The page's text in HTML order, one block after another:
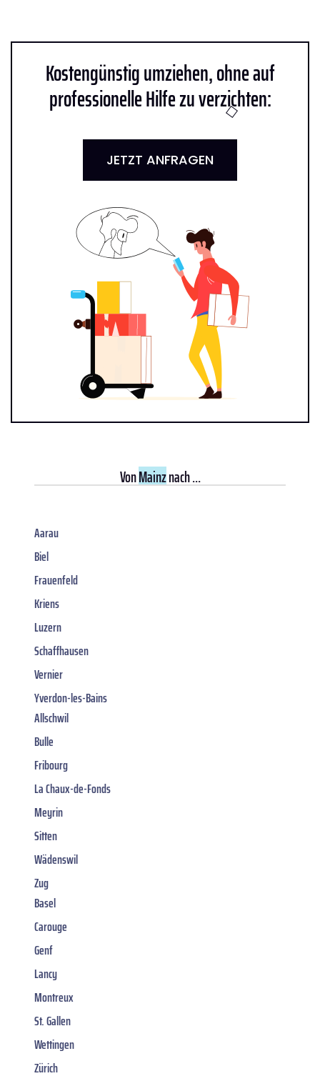
Kostengünstig umziehen, ohne auf
professionelle Hilfe zu verzichten:
JETZT ANFRAGEN
VonMainznach ...
Aarau
Biel
Frauenfeld
Kriens
Luzern
Schaffhausen
Vernier
Yverdon-les-Bains
Allschwil
Bulle
Fribourg
La Chaux-de-Fonds
Meyrin
Sitten
Wädenswil
Zug
Basel
Carouge
Genf
Lancy
Montreux
St. Gallen
Wettingen
Zürich